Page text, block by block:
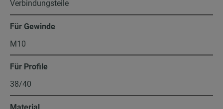
Verbindungsteile
Für Gewinde
M10
Für Profile
38/40